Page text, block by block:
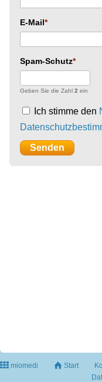
E-Mail
Spam-Schutz
Geben Sie die Zahl 2 ein
Ich stimme den
miomedi Start